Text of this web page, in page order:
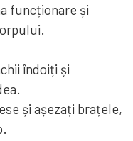
funcționare și
îndoiți și
și așezați brațele,